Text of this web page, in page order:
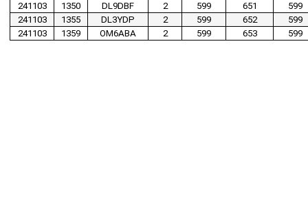
241103
1350 DL9DBF 2 599 651
599
241103
1355 DL3YDP 2 599 652
599
241103
1359 OM6ABA 2 599 653 599